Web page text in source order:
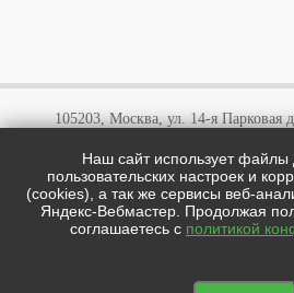
цотипи.рф ©
105203, Москва, ул. 14-я Парковая
+7 (495)646 03
+7 (800)707 57
Мы в соц сетях:
Наш сайт использует файлы
пользовательских настроек и
(cookies), а так же сервисы веб-
Яндекс-Вебмастер. Продолжая
соглашаетесь с политикой